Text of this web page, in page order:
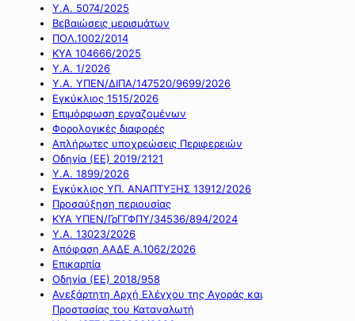
Υ.Α. 5074/2025
Βεβαιώσεις μερισμάτων
ΠΟΛ.1002/2014
ΚΥΑ 104666/2025
Υ.Α. 1/2026
Υ.Α. ΥΠΕΝ/ΔΙΠΑ/147520/9699/2026
Εγκύκλιος 1515/2026
Επιμόρφωση εργαζομένων
Φορολογικές διαφορές
Απλήρωτες υποχρεώσεις Περιφερειών
Οδηγία (ΕΕ) 2019/2121
Υ.Α. 1899/2026
Εγκύκλιος ΥΠ. ΑΝΑΠΤΥΞΗΣ 13912/2026
Προσαύξηση περιουσίας
ΚΥΑ ΥΠΕΝ/ΓρΓΓΦΠΥ/34536/894/2024
Υ.Α. 13023/2026
Απόφαση ΑΑΔΕ Α.1062/2026
Επικαρπία
Οδηγία (ΕΕ) 2018/958
Ανεξάρτητη Αρχή Ελέγχου της Αγοράς και
Προστασίας του Καταναλωτή